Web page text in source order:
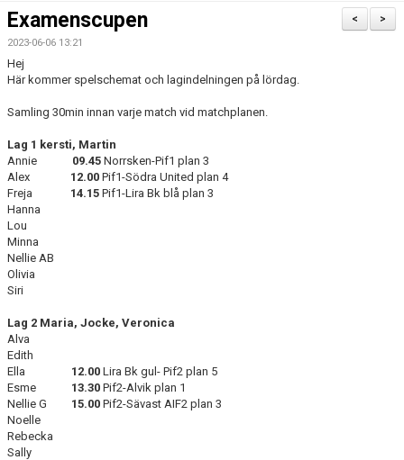
TRUPPEN
BILDGALLERI
DOKUMENT
KONTAKT
GÄSTBOK
MEDLEMSSKAP
BYTE/SÄLJ/KÖP
>
<
Examenscupen
2023-06-06 13:21
Hej
Här kommer spelschemat och lagindelningen på lördag.
Samling 30min innan varje match vid matchplanen.
Lag 1 kersti, Martin
Annie 09.45 Norrsken-Pif1 plan 3
Alex 12.00 Pif1-Södra United plan 4
Freja 14.15 Pif1-Lira Bk blå plan 3
Hanna
Lou
Minna
Nellie AB
Olivia
Siri
Lag 2 Maria, Jocke, Veronica
Alva
Edith
Ella 12.00 Lira Bk gul- Pif2 plan 5
Esme 13.30 Pif2-Alvik plan 1
Nellie G 15.00 Pif2-Sävast AIF2 plan 3
Noelle
Rebecka
Sally